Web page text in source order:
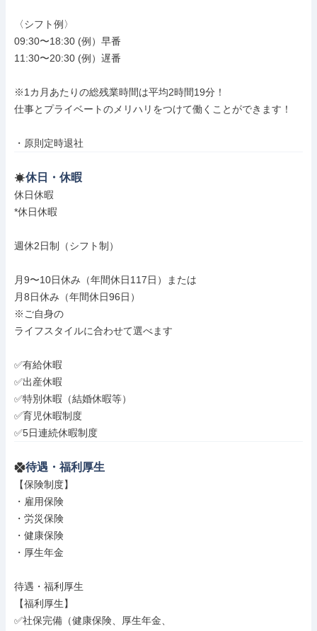
〈シフト例〉
09:30〜18:30 (例）早番
11:30〜20:30 (例）遅番
※1カ月あたりの総残業時間は平均2時間19分！
仕事とプライベートのメリハリをつけて働くことができます！
・原則定時退社
休日・休暇
休日休暇
*休日休暇
週休2日制（シフト制）
月9〜10日休み（年間休日117日）または
月8日休み（年間休日96日）
※ご自身の
ライフスタイルに合わせて選べます
✅有給休暇
✅出産休暇
✅特別休暇（結婚休暇等）
✅育児休暇制度
✅5日連続休暇制度
待遇・福利厚生
【保険制度】
・雇用保険
・労災保険
・健康保険
・厚生年金
待遇・福利厚生
【福利厚生】
✅社保完備（健康保険、厚生年金、